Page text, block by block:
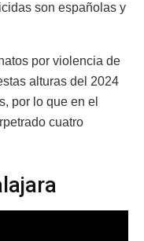
son españolas y
por violencia de
alturas del 2024
por lo que en el
cuatro